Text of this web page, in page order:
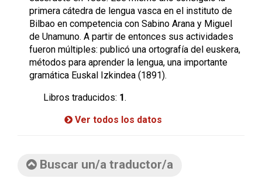
primera cátedra de lengua vasca en el instituto de
Bilbao en competencia con Sabino Arana y Miguel
de Unamuno. A partir de entonces sus actividades
fueron múltiples: publicó una ortografía del euskera,
métodos para aprender la lengua, una importante
gramática Euskal Izkindea (1891).
Libros traducidos: 1.
Ver todos los datos
Buscar un/a traductor/a